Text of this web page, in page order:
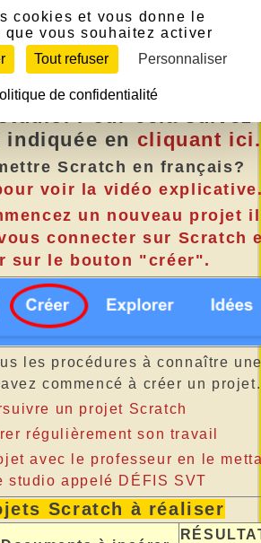
des projets dans
(2021 2022)
s'inscrire sur
Pour cela suivez
en cliquant ici.
Scratch en français?
voir la vidéo
un nouveau projet il
connecter sur Scratch
sur le bouton "créer".
les procédures à connaître
commencé à créer un projet.
un projet Scratch
régulièrement son travail
avec le professeur en le
studio appelé DÉFIS SVT
Scratch à réaliser
des cookies
cookies et vous donne le
vous souhaitez activer
Tout refuser Personnaliser
de confidentialité